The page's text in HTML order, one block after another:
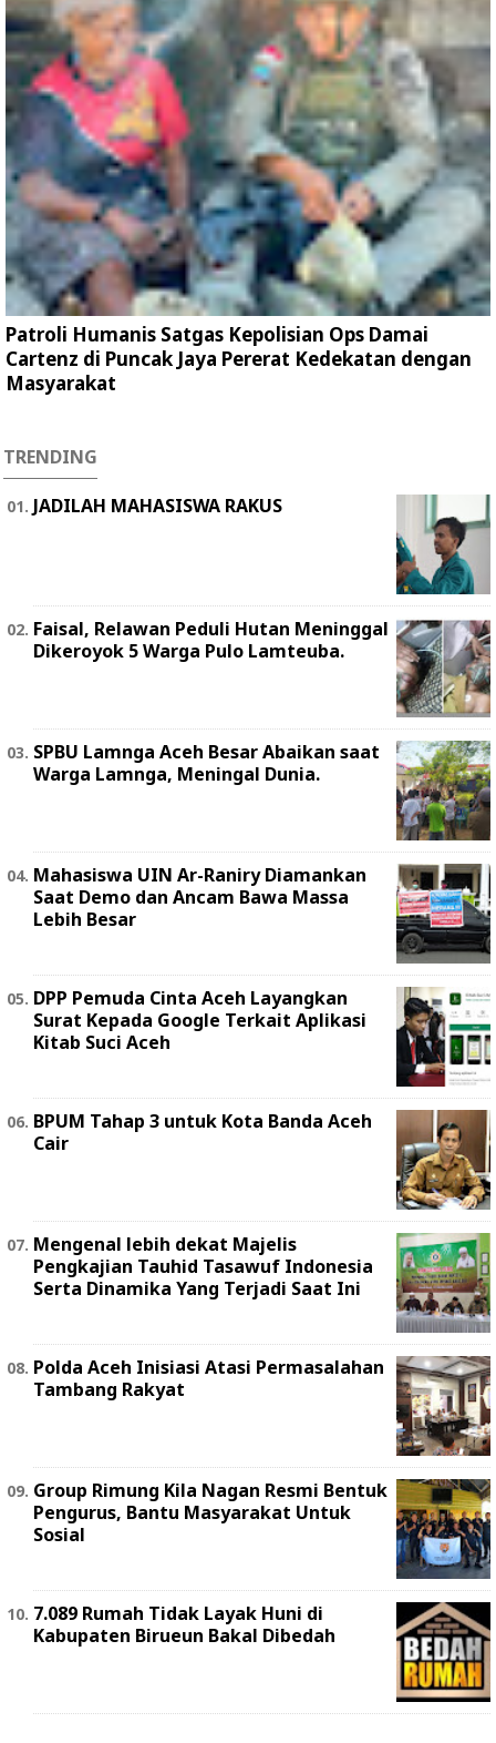
Patroli Humanis Satgas Kepolisian Ops Damai
Cartenz di Puncak Jaya Pererat Kedekatan dengan
Masyarakat
TRENDING
JADILAH MAHASISWA RAKUS
Faisal, Relawan Peduli Hutan Meninggal
Dikeroyok 5 Warga Pulo Lamteuba.
SPBU Lamnga Aceh Besar Abaikan saat
Warga Lamnga, Meningal Dunia.
Mahasiswa UIN Ar-Raniry Diamankan
Saat Demo dan Ancam Bawa Massa
Lebih Besar
DPP Pemuda Cinta Aceh Layangkan
Surat Kepada Google Terkait Aplikasi
Kitab Suci Aceh
BPUM Tahap 3 untuk Kota Banda Aceh
Cair
Mengenal lebih dekat Majelis
Pengkajian Tauhid Tasawuf Indonesia
Serta Dinamika Yang Terjadi Saat Ini
Polda Aceh Inisiasi Atasi Permasalahan
Tambang Rakyat
Group Rimung Kila Nagan Resmi Bentuk
Pengurus, Bantu Masyarakat Untuk
Sosial
7.089 Rumah Tidak Layak Huni di
Kabupaten Birueun Bakal Dibedah